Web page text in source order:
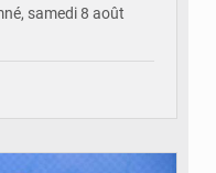
samedi 8 août